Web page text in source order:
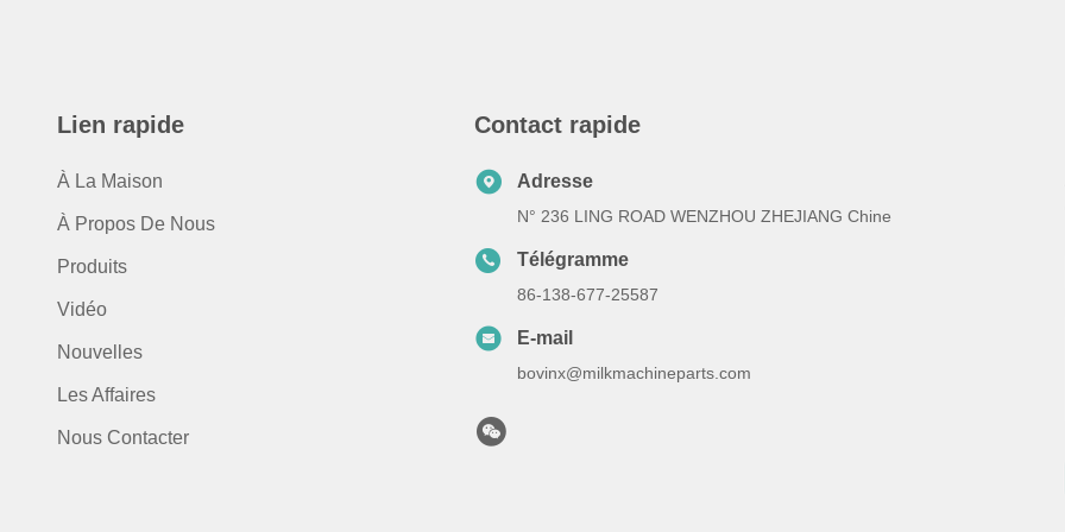
Lien rapide
À La Maison
À Propos De Nous
Produits
Vidéo
Nouvelles
Les Affaires
Nous Contacter
Contact rapide
Adresse
N° 236 LING ROAD WENZHOU ZHEJIANG Chine
Télégramme
86-138-677-25587
E-mail
bovinx@milkmachineparts.com